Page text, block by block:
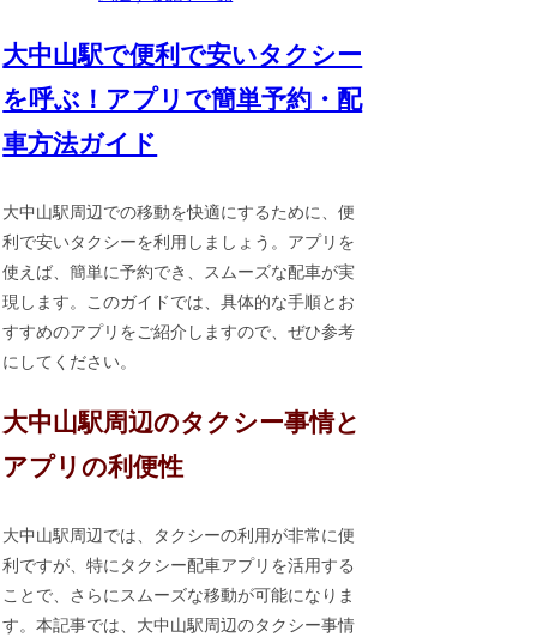
大中山駅で便利で安いタクシー
を呼ぶ！アプリで簡単予約・配
車方法ガイド
大中山駅周辺での移動を快適にするために、便
利で安いタクシーを利用しましょう。アプリを
使えば、簡単に予約でき、スムーズな配車が実
現します。このガイドでは、具体的な手順とお
すすめのアプリをご紹介しますので、ぜひ参考
にしてください。
大中山駅周辺のタクシー事情と
アプリの利便性
大中山駅周辺では、タクシーの利用が非常に便
利ですが、特にタクシー配車アプリを活用する
ことで、さらにスムーズな移動が可能になりま
す。本記事では、大中山駅周辺のタクシー事情